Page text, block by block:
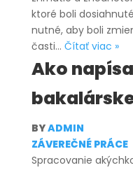
ktoré boli
nutné, aby boli
časti… Čítať viac »
Ako
BYADMIN
ZÁVEREČNÉ PRÁCE
Spracovanie